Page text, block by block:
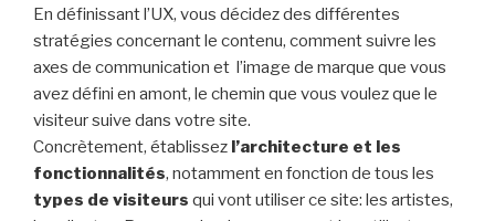
En définissant l’UX, vous décidez des différentes
stratégies concernant le contenu, comment suivre les
axes de communication et l’image de marque que vous
avez défini en amont, le chemin que vous voulez que le
visiteur suive dans votre site.
Concrètement, établissez l’architecture et les
fonctionnalités, notamment en fonction de tous les
types de visiteurs qui vont utiliser ce site: les artistes,